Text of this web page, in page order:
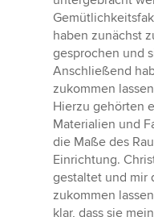
haben zunächst
gesprochen und
Anschließend
zukommen
Hierzu gehörten
Materialien und
die Maße des
Einrichtung.
gestaltet und mir
zukommen
klar, dass sie